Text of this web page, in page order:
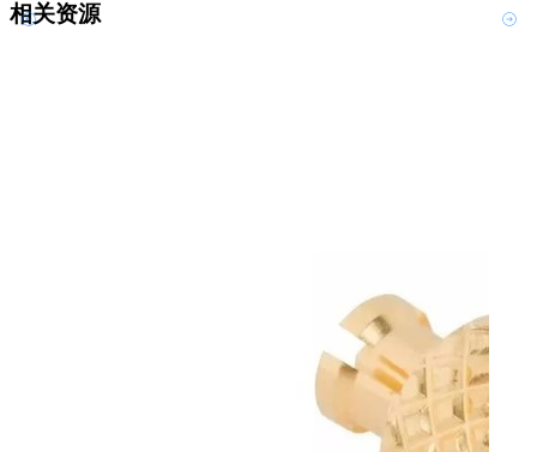
相关资源